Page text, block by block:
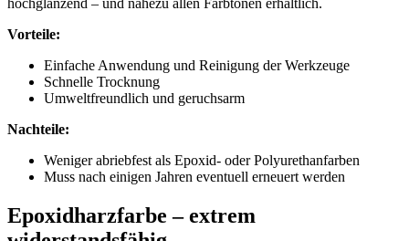
hochglänzend – und nahezu allen Farbtönen erhältlich.
Vorteile:
Einfache Anwendung und Reinigung der Werkzeuge
Schnelle Trocknung
Umweltfreundlich und geruchsarm
Nachteile:
Weniger abriebfest als Epoxid- oder Polyurethanfarben
Muss nach einigen Jahren eventuell erneuert werden
Epoxidharzfarbe – extrem